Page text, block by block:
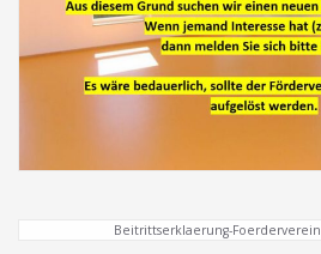
Beitrittserklaerung-Foerderverein